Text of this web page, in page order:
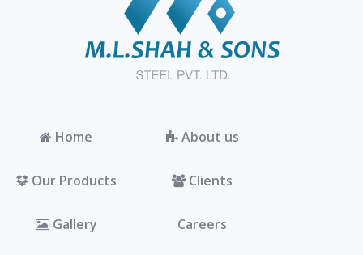
Home About us
Our Products Clients
Gallery Careers